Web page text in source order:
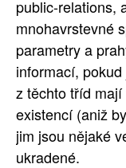
public-relations,
mnohavrstevné
parametry a
informací,
z těchto tříd
existencí (aniž
jim jsou nějaké
ukradené.